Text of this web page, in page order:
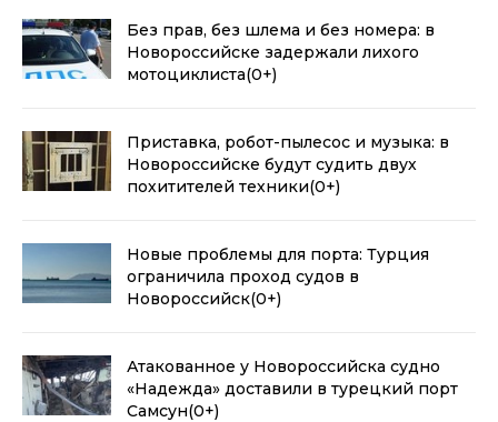
Без прав, без шлема и без номера: в
Новороссийске задержали лихого
мотоциклиста(0+)
Приставка, робот-пылесос и музыка: в
Новороссийске будут судить двух
похитителей техники(0+)
Новые проблемы для порта: Турция
ограничила проход судов в
Новороссийск(0+)
Атакованное у Новороссийска судно
«Надежда» доставили в турецкий порт
Самсун(0+)